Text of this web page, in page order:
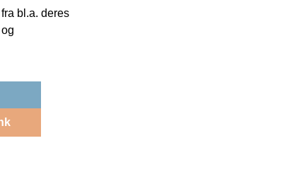
bl.a. deres